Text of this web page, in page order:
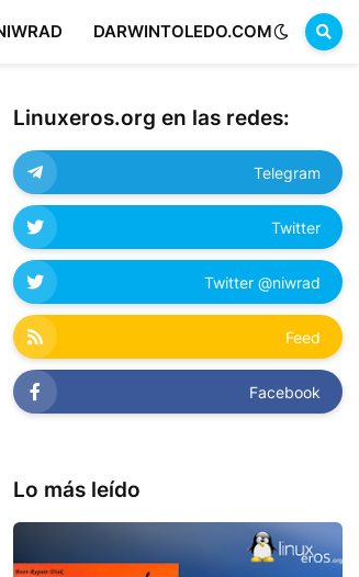
DARWINTOLEDO.COM
Linuxeros.org en las redes:
Telegram
Twitter
Twitter @niwrad
Feed
Facebook
Lo más leído